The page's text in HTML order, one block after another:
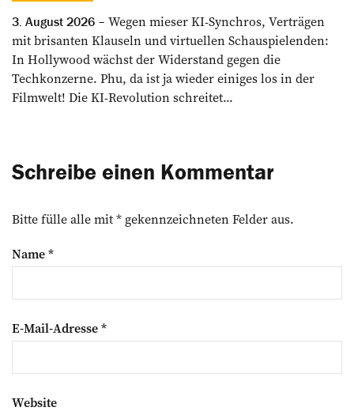
3. August 2026
Wegen mieser KI-Synchros, Verträgen
mit brisanten Klauseln und virtuellen Schauspielenden:
In Hollywood wächst der Widerstand gegen die
Techkonzerne. Phu, da ist ja wieder einiges los in der
Filmwelt! Die KI-Revolution schreitet...
Schreibe einen Kommentar
Bitte fülle alle mit * gekennzeichneten Felder aus.
Name*
E-Mail-Adresse*
Website